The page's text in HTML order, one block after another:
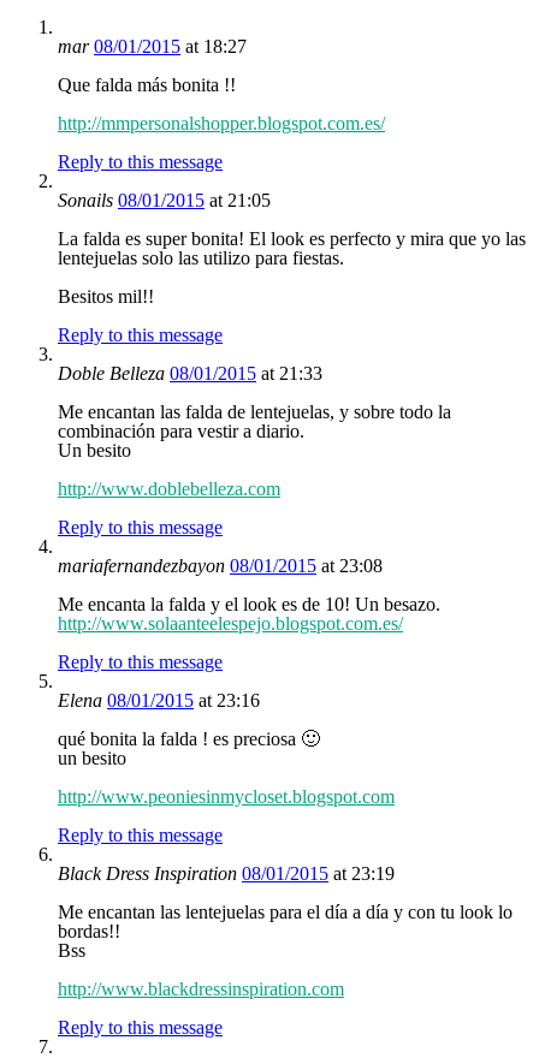
mar08/01/2015 at 18:27
Que falda más bonita !!
http://mmpersonalshopper.blogspot.com.es/
Reply to this message
Sonails 08/01/2015 at 21:05
La falda es super bonita! El look es perfecto y mira que yo las
lentejuelas solo las utilizo para fiestas.
Besitos mil!!
Reply to this message
Doble Belleza 08/01/2015 at 21:33
Me encantan las falda de lentejuelas, y sobre todo la
combinación para vestir a diario.
Un besito
http://www.doblebelleza.com
Reply to this message
mariafernandezbayon 08/01/2015 at 23:08
Me encanta la falda y el look es de 10! Un besazo.
http://www.solaanteelespejo.blogspot.com.es/
Reply to this message
Elena 08/01/2015 at 23:16
qué bonita la falda ! es preciosa 🙂
un besito
http://www.peoniesinmycloset.blogspot.com
Reply to this message
Black Dress Inspiration 08/01/2015 at 23:19
Me encantan las lentejuelas para el día a día y con tu look lo
bordas!!
Bss
http://www.blackdressinspiration.com
Reply to this message